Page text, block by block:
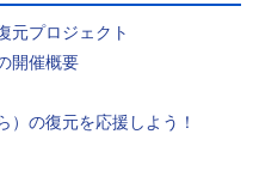
元プロジェクト
開催概要
）の復元を応援しよう！